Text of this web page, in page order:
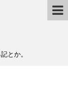
とか。